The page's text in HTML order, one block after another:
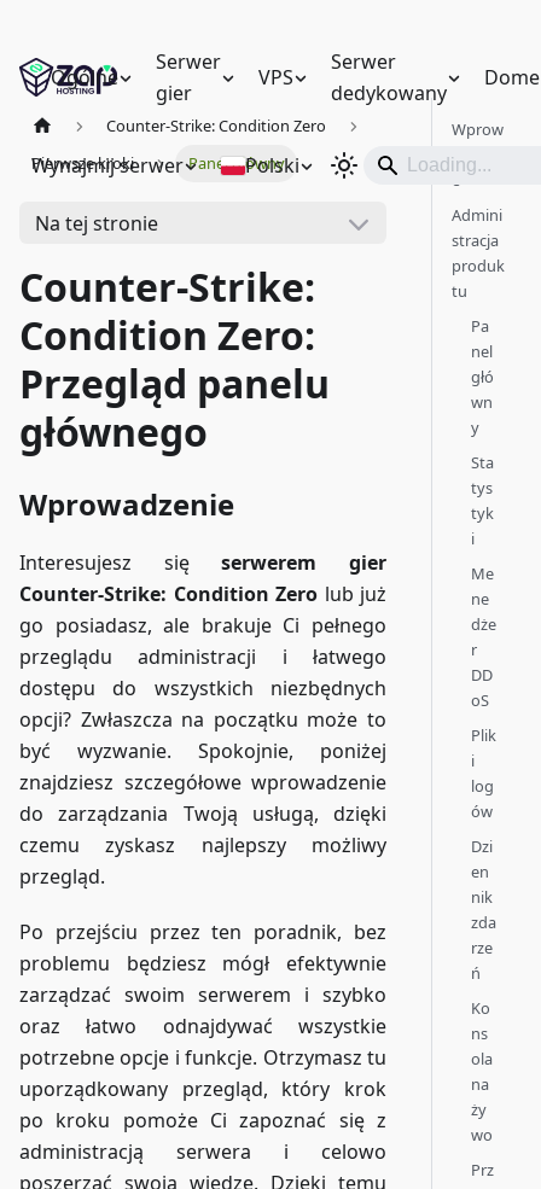
Ogólne
Serwer
gier
VPS
Serwer
dedykowany
Wynajmij serwer Polski
Counter-Strike: Condition Zero
Pierwsze kroki
Panel główny
Na tej stronie
Counter-Strike:
Condition Zero:
Przegląd panelu
głównego
Wprowadzenie
Interesujesz sięserwerem gier
Counter-Strike: Condition Zero lub już
go posiadasz, ale brakuje Ci pełnego
przeglądu administracji i łatwego
dostępu do wszystkich niezbędnych
opcji? Zwłaszcza na początku może to
być wyzwanie. Spokojnie, poniżej
znajdziesz szczegółowe wprowadzenie
do zarządzania Twoją usługą, dzięki
czemu zyskasz najlepszy możliwy
przegląd.
Po przejściu przez ten poradnik, bez
problemu będziesz mógł efektywnie
zarządzać swoim serwerem i szybko
oraz łatwo odnajdywać wszystkie
potrzebne opcje i funkcje. Otrzymasz tu
uporządkowany przegląd, który krok
po kroku pomoże Ci zapoznać się z
administracją serwera i celowo
poszerzać swoją wiedzę. Dzięki temu
Wprow
adzeni
e
Admini
stracja
produk
tu
Pa
nel
głó
wn
y
Sta
tys
tyk
i
Me
ne
dże
r
DD
oS
Plik
i
log
ów
Dzi
en
nik
zda
rze
ń
Ko
ns
ola
na
ży
wo
Prz